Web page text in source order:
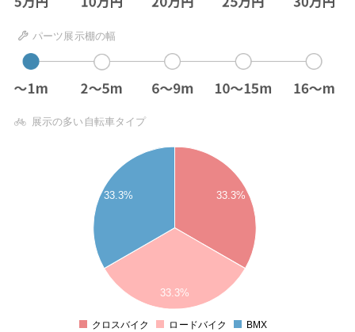
パーツ展示棚の幅
展示の多い自転車タイプ
33.3%
33.3%
33.3%
クロスバイク ロードバイク BMX